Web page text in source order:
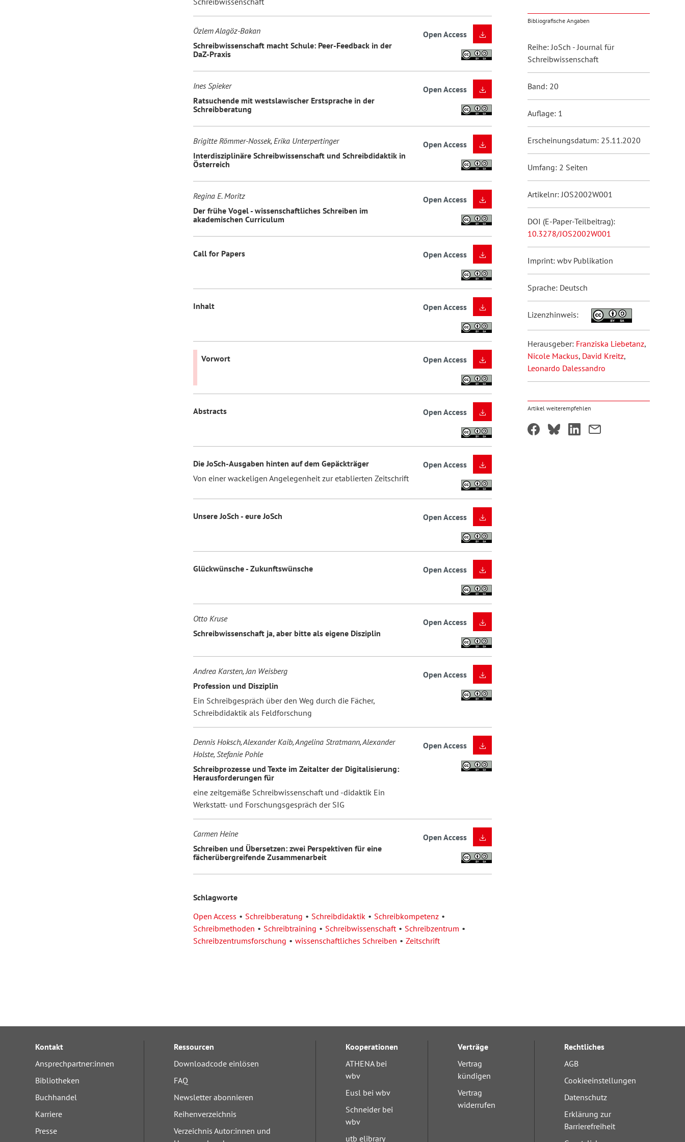
Özlem Alagöz-Bakan
Schreibwissenschaft macht Schule: Peer-Feedback in der
DaZ-Praxis
Open Access
Ines Spieker
Ratsuchende mit westslawischer Erstsprache in der
Schreibberatung
Open Access
Brigitte Römmer-Nossek, Erika Unterpertinger
Interdisziplinäre Schreibwissenschaft und Schreibdidaktik in
Österreich
Open Access
Regina E. Moritz
Der frühe Vogel - wissenschaftliches Schreiben im
akademischen Curriculum
Open Access
Call for Papers Open Access
Inhalt Open Access
Vorwort Open Access
Abstracts Open Access
Die JoSch-Ausgaben hinten auf dem Gepäckträger
Von einer wackeligen Angelegenheit zur etablierten Zeitschrift
Open Access
Unsere JoSch - eure JoSch Open Access
Glückwünsche - Zukunftswünsche Open Access
Otto Kruse
Schreibwissenschaft ja, aber bitte als eigene Disziplin
Open Access
Andrea Karsten, Jan Weisberg
Profession und Disziplin
Ein Schreibgespräch über den Weg durch die Fächer,
Schreibdidaktik als Feldforschung
Open Access
Dennis Hoksch, Alexander Kaib, Angelina Stratmann, Alexander
Holste, Stefanie Pohle
Schreibprozesse und Texte im Zeitalter der Digitalisierung:
Herausforderungen für
eine zeitgemäße Schreibwissenschaft und -didaktik Ein
Werkstatt- und Forschungsgespräch der SIG
Open Access
Carmen Heine
Schreiben und Übersetzen: zwei Perspektiven für eine
fächerübergreifende Zusammenarbeit
Open Access
Schlagworte
Open Access
Schreibberatung Schreibdidaktik
Schreibkompetenz
Schreibmethoden
Schreibtraining Schreibwissenschaft
Schreibzentrum
Schreibzentrumsforschung
wissenschaftliches Schreiben Zeitschrift
Bibliografische Angaben
Reihe: JoSch - Journal für
Schreibwissenschaft
Band: 20
Auflage: 1
Erscheinungsdatum: 25.11.2020
Umfang: 2 Seiten
Artikelnr: JOS2002W001
DOI (E-Paper-Teilbeitrag):
10.3278/JOS2002W001
Imprint: wbv Publikation
Sprache: Deutsch
Lizenzhinweis:
Herausgeber: Franziska Liebetanz,
Nicole Mackus, David Kreitz,
Leonardo Dalessandro
Artikel weiterempfehlen
Kontakt
Ansprechpartner:innen
Bibliotheken
Buchhandel
Karriere
Presse
Ressourcen
Downloadcode einlösen
FAQ
Newsletter abonnieren
Reihenverzeichnis
Verzeichnis Autor:innen und
Kooperationen
ATHENA bei
wbv
Eusl bei wbv
Schneider bei
wbv
utb elibrary
Verträge
Vertrag
kündigen
Vertrag
widerrufen
Rechtliches
AGB
Cookieeinstellungen
Datenschutz
Erklärung zur
Barrierefreiheit